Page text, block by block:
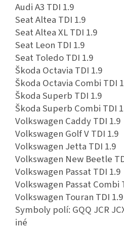
Audi A3 TDI 1.9
Seat Altea TDI 1.9
Seat Altea XL TDI 1.9
Seat Leon TDI 1.9
Seat Toledo TDI 1.9
Škoda Octavia TDI 1.9
Škoda Octavia Combi TDI
Škoda Superb TDI 1.9
Škoda Superb Combi TDI
Volkswagen Caddy TDI 1.9
Volkswagen Golf V TDI 1.9
Volkswagen Jetta TDI 1.9
Volkswagen New Beetle
Volkswagen Passat TDI 1.9
Volkswagen Passat Combi
Volkswagen Touran TDI 1.9
Symboly polí: GQQ JCR
iné